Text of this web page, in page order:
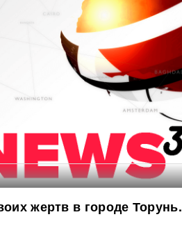
жертв в городе Торунь.